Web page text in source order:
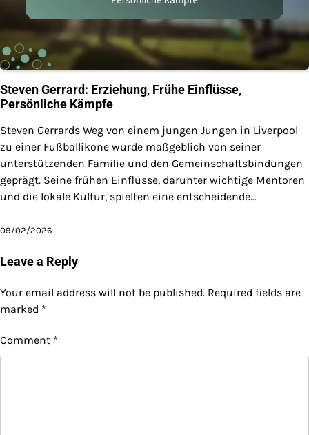
Steven Gerrard: Erziehung, Frühe Einflüsse,
Persönliche Kämpfe
Steven Gerrards Weg von einem jungen Jungen in Liverpool
zu einer Fußballikone wurde maßgeblich von seiner
unterstützenden Familie und den Gemeinschaftsbindungen
geprägt. Seine frühen Einflüsse, darunter wichtige Mentoren
und die lokale Kultur, spielten eine entscheidende…
09/02/2026
Leave a Reply
Your email address will not be published. Required fields are
marked *
Comment *